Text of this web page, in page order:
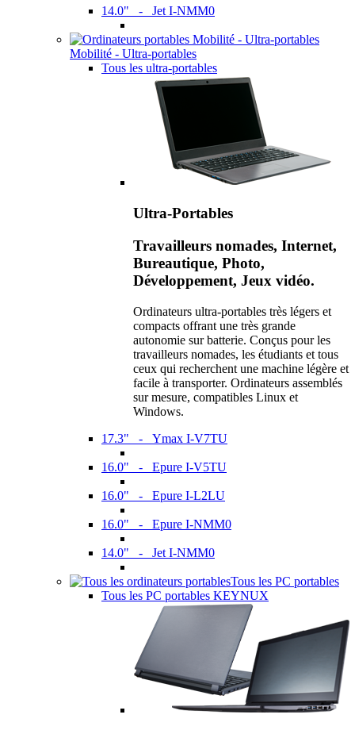
14.0" - Jet I-NMM0
Mobilité - Ultra-portables
Tous les ultra-portables
Ultra-Portables
Travailleurs nomades, Internet,
Bureautique, Photo,
Développement, Jeux vidéo.
Ordinateurs ultra-portables très légers et
compacts offrant une très grande
autonomie sur batterie. Conçus pour les
travailleurs nomades, les étudiants et tous
ceux qui recherchent une machine légère et
facile à transporter. Ordinateurs assemblés
sur mesure, compatibles Linux et
Windows.
17.3" - Ymax I-V7TU
16.0" - Epure I-V5TU
16.0" - Epure I-L2LU
16.0" - Epure I-NMM0
14.0" - Jet I-NMM0
Tous les PC portables
Tous les PC portables KEYNUX